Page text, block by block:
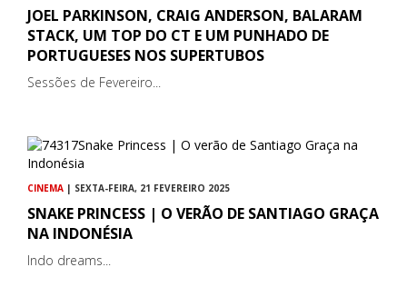
JOEL PARKINSON, CRAIG ANDERSON, BALARAM
STACK, UM TOP DO CT E UM PUNHADO DE
PORTUGUESES NOS SUPERTUBOS
Sessões de Fevereiro...
CINEMA | SEXTA-FEIRA, 21 FEVEREIRO 2025
SNAKE PRINCESS | O VERÃO DE SANTIAGO GRAÇA
NA INDONÉSIA
Indo dreams...